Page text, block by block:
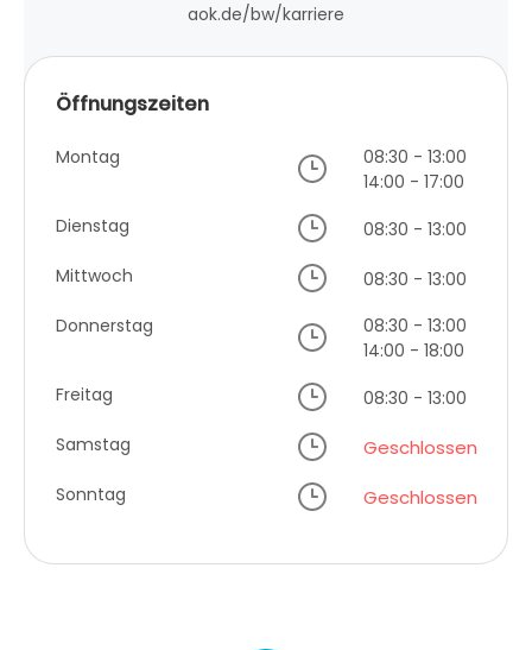
aok.de/bw/karriere
Öffnungszeiten
Montag
08:30 - 13:00
14:00 - 17:00
Dienstag
08:30 - 13:00
Mittwoch
08:30 - 13:00
Donnerstag
08:30 - 13:00
14:00 - 18:00
Freitag
08:30 - 13:00
Samstag
Geschlossen
Sonntag Geschlossen